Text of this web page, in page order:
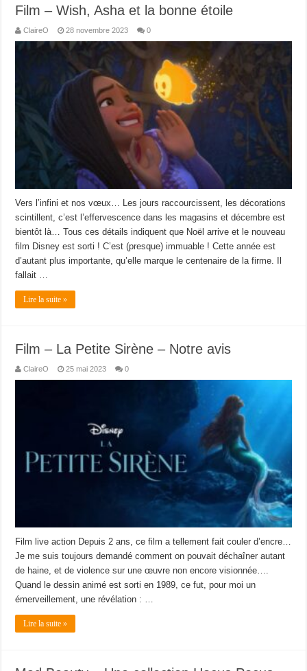
Film – Wish, Asha et la bonne étoile
ClaireO 28 novembre 2023 0
Vers l’infini et nos vœux… Les jours raccourcissent, les décorations
scintillent, c’est l’effervescence dans les magasins et décembre est
bientôt là… Tous ces détails indiquent que Noël arrive et le nouveau
film Disney est sorti ! C’est (presque) immuable ! Cette année est
d’autant plus importante, qu’elle marque le centenaire de la firme. Il
fallait …
Lire la suite »
Film – La Petite Sirène – Notre avis
ClaireO 25 mai 2023 0
Film live action Depuis 2 ans, ce film a tellement fait couler d’encre…
Je me suis toujours demandé comment on pouvait déchaîner autant
de haine, et de violence sur une œuvre non encore visionnée….
Quand le dessin animé est sorti en 1989, ce fut, pour moi un
émerveillement, une révélation : …
Lire la suite »